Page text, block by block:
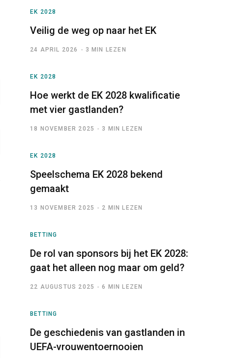
EK 2028
Veilig de weg op naar het EK
24 APRIL 2026 3 MIN LEZEN
EK 2028
Hoe werkt de EK 2028 kwalificatie
met vier gastlanden?
18 NOVEMBER 2025 3 MIN LEZEN
EK 2028
Speelschema EK 2028 bekend
gemaakt
13 NOVEMBER 2025 2 MIN LEZEN
BETTING
De rol van sponsors bij het EK 2028:
gaat het alleen nog maar om geld?
22 AUGUSTUS 2025 6 MIN LEZEN
BETTING
De geschiedenis van gastlanden in
UEFA-vrouwentoernooien